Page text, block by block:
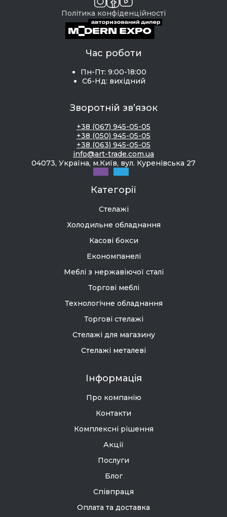
Політика конфіденційності
Час роботи
Пн-Пт: 9:00-18:00
Сб-Нд: вихідний
Зворотній зв’язок
+38 (067) 945-05-05
+38 (050) 945-05-05
+38 (063) 945-05-05
info@art-trade.com.ua
04073, Україна, м.Київ, вул. Куренівська 27
Категорії
Стелажі
Холодильне обладнання
Касові бокси
Економпанелі
Меблі з нержавіючої сталі
Торгові меблі
Технологічне обладнання
Торгові стелажі
Стелажі для магазину
Стелажі металеві
Інформація
Про компанію
Контакти
Комплексні рішення
Акції
Послуги
Блог
Співпраця
Оплата та доставка